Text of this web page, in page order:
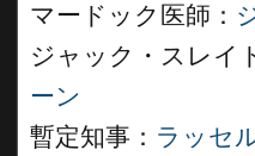
マードック医師：
ジャック・スレイ
ーン
暫定知事： ラッセ